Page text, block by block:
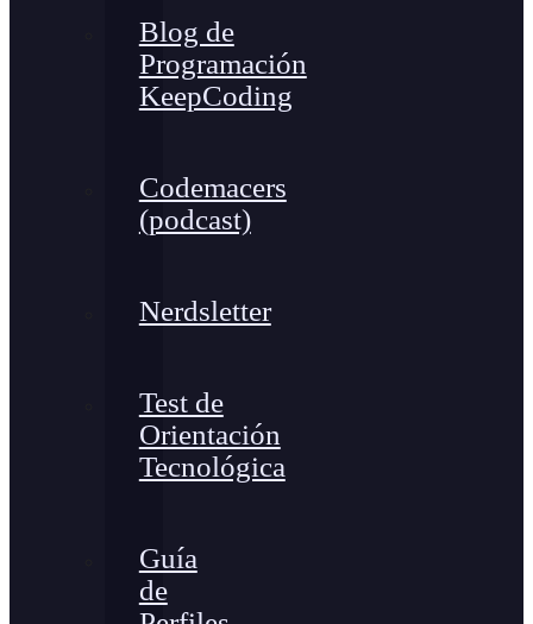
Blog de
Programación
KeepCoding
Codemacers
(podcast)
Nerdsletter
Test de
Orientación
Tecnológica
Guía
de